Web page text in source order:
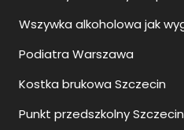
Wszywka alkoholowa jak
Podiatra Warszawa
Kostka brukowa Szczecin
Punkt przedszkolny Szczecin